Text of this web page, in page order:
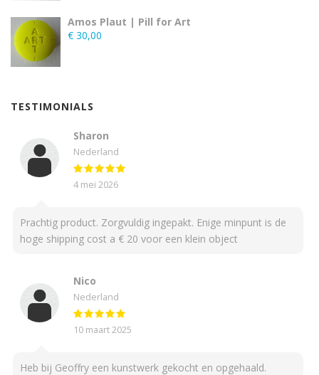
Amos Plaut | Pill for Art
€ 30,00
TESTIMONIALS
Sharon
Nederland
4 mei 2026
Prachtig product. Zorgvuldig ingepakt. Enige minpunt is de
hoge shipping cost a € 20 voor een klein object
Nico
Nederland
10 maart 2025
Heb bij Geoffry een kunstwerk gekocht en opgehaald.